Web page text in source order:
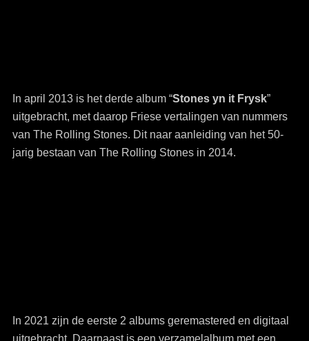
In april 2013 is het derde album “Stones yn it Frysk”
uitgebracht, met daarop Friese vertalingen van nummers
van The Rolling Stones. Dit naar aanleiding van het 50-
jarig bestaan van The Rolling Stones in 2014.
In 2021 zijn de eerste 2 albums geremastered en digitaal
uitgebracht. Daarnaast is een verzamelalbum met een